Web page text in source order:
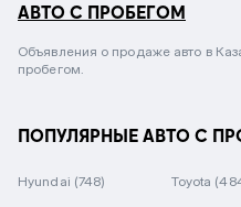
АВТО С ПРОБЕГОМ
Объявления о продаже авто в
пробегом.
ПОПУЛЯРНЫЕ АВТО С
Hyundai (748) Toyota